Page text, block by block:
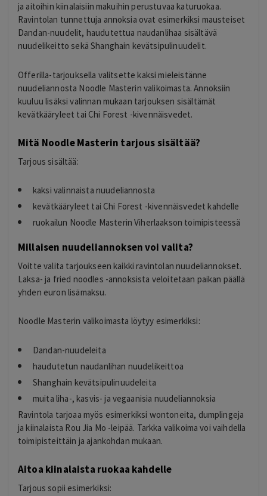
ja aitoihin kiinalaisiin makuihin perustuvaa katuruokaa.
Ravintolan tunnettuja annoksia ovat esimerkiksi mausteiset
Dandan-nuudelit, haudutettua naudanlihaa sisältävä
nuudelikeitto sekä Shanghain kevätsipulinuudelit.
Offerilla-tarjouksella valitsette kaksi mieleistänne
nuudeliannosta Noodle Masterin valikoimasta. Annoksiin
kuuluu lisäksi valinnan mukaan tarjouksen sisältämät
kevätkääryleet tai Chi Forest -kivennäisvedet.
Mitä Noodle Masterin tarjous sisältää?
Tarjous sisältää:
kaksi valinnaista nuudeliannosta
kevätkääryleet tai Chi Forest -kivennäisvedet kahdelle
ruokailun Noodle Masterin Viherlaakson toimipisteessä
Millaisen nuudeliannoksen voi valita?
Voitte valita tarjoukseen kaikki ravintolan nuudeliannokset.
Laksa- ja fried noodles -annoksista veloitetaan paikan päällä
yhden euron lisämaksu.
Noodle Masterin valikoimasta löytyy esimerkiksi:
Dandan-nuudeleita
haudutetun naudanlihan nuudelikeittoa
Shanghain kevätsipulinuudeleita
muita liha-, kasvis- ja vegaanisia nuudeliannoksia
Ravintola tarjoaa myös esimerkiksi wontoneita, dumplingeja
ja kiinalaista Rou Jia Mo -leipää. Tarkka valikoima voi vaihdella
toimipisteittäin ja ajankohdan mukaan.
Aitoa kiinalaista ruokaa kahdelle
Tarjous sopii esimerkiksi: